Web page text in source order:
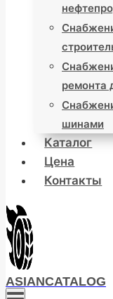
ремонта
шинами
Каталог
Цена
Контакты
ASIANCATALOG